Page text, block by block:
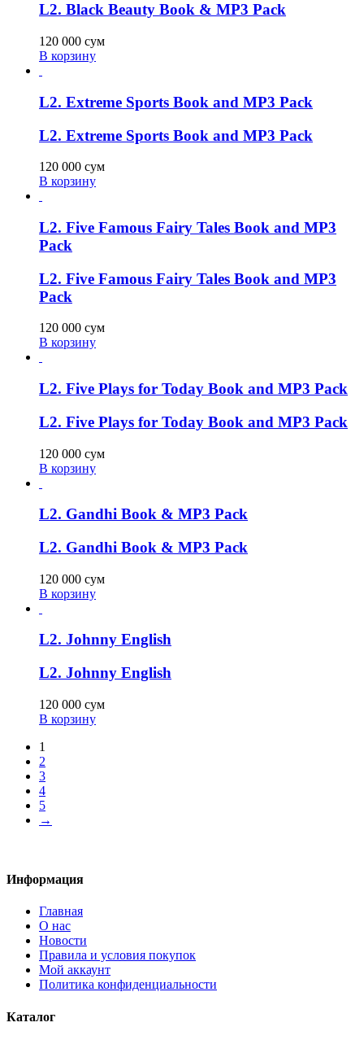
L2. Black Beauty Book & MP3 Pack
120 000 сум
В корзину
L2. Extreme Sports Book and MP3 Pack
L2. Extreme Sports Book and MP3 Pack
120 000 сум
В корзину
L2. Five Famous Fairy Tales Book and MP3
Pack
L2. Five Famous Fairy Tales Book and MP3
Pack
120 000 сум
В корзину
L2. Five Plays for Today Book and MP3 Pack
L2. Five Plays for Today Book and MP3 Pack
120 000 сум
В корзину
L2. Gandhi Book & MP3 Pack
L2. Gandhi Book & MP3 Pack
120 000 сум
В корзину
L2. Johnny English
L2. Johnny English
120 000 сум
В корзину
1
2
3
4
5
→
Информация
Главная
О нас
Новости
Правила и условия покупок
Мой аккаунт
Политика конфиденциальности
Каталог